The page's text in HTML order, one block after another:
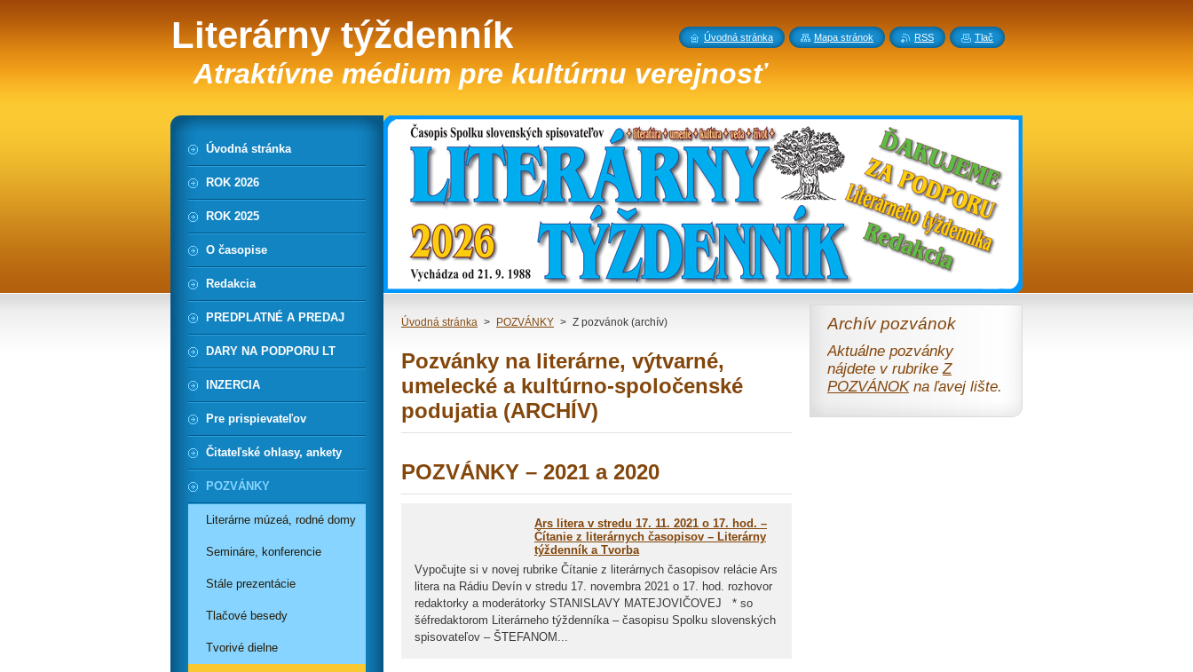
Literárny týždenník
Atraktívne médium pre kultúrnu verejnosť
Úvodná stránka > POZVÁNKY > Z pozvánok (archív)
Pozvánky na literárne, výtvarné,
umelecké a kultúrno-spoločenské
podujatia (ARCHÍV)
POZVÁNKY – 2021 a 2020
Ars litera v stredu 17. 11. 2021 o 17. hod. –
Čítanie z literárnych časopisov – Literárny
týždenník a Tvorba
Vypočujte si v novej rubrike Čítanie z literárnych časopisov relácie Ars
litera na Rádiu Devín v stredu 17. novembra 2021 o 17. hod. rozhovor
redaktorky a moderátorky STANISLAVY MATEJOVIČOVEJ * so
šéfredaktorom Literárneho týždenníka – časopisu Spolku slovenských
spisovateľov – ŠTEFANOM...
Archív pozvánok
Aktuálne pozvánky
nájdete v rubrikeZ
POZVÁNOKna ľavej lište.
Úvodná stránka
ROK 2026
ROK 2025
O časopise
Redakcia
PREDPLATNÉ A PREDAJ
DARY NA PODPORU LT
INZERCIA
Pre prispievateľov
Čitateľské ohlasy, ankety
POZVÁNKY
Literárne múzeá, rodné domy
Semináre, konferencie
Stále prezentácie
Tlačové besedy
Tvorivé dielne
Úvodná stránka Mapa stránok RSS Tlač